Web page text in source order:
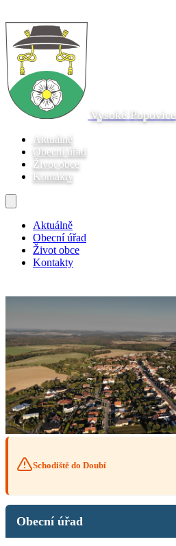
Vysoké Popovice
Aktuálně
Obecní úřad
Život obce
Kontakty
Aktuálně
Obecní úřad
Život obce
Kontakty
Schodiště do Doubí
Obecní úřad